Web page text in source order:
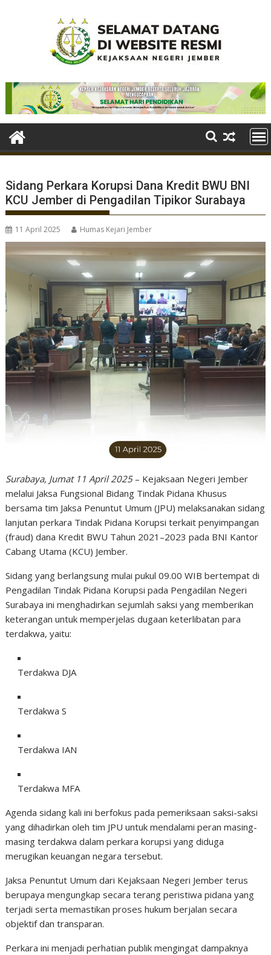
Sidang Perkara Korupsi Dana Kredit BWU BNI
KCU Jember di Pengadilan Tipikor Surabaya
11 April 2025 Humas Kejari Jember
Surabaya, Jumat 11 April 2025– Kejaksaan Negeri Jember
melalui Jaksa Fungsional Bidang Tindak Pidana Khusus
bersama tim Jaksa Penuntut Umum (JPU) melaksanakan sidang
lanjutan perkara Tindak Pidana Korupsi terkait penyimpangan
(fraud) dana Kredit BWU Tahun 2021–2023 pada BNI Kantor
Cabang Utama (KCU) Jember.
Sidang yang berlangsung mulai pukul 09.00 WIB bertempat di
Pengadilan Tindak Pidana Korupsi pada Pengadilan Negeri
Surabaya ini menghadirkan sejumlah saksi yang memberikan
keterangan untuk memperjelas dugaan keterlibatan para
terdakwa, yaitu:
Terdakwa DJA
Terdakwa S
Terdakwa IAN
Terdakwa MFA
Agenda sidang kali ini berfokus pada pemeriksaan saksi-saksi
yang dihadirkan oleh tim JPU untuk mendalami peran masing-
masing terdakwa dalam perkara korupsi yang diduga
merugikan keuangan negara tersebut.
Jaksa Penuntut Umum dari Kejaksaan Negeri Jember terus
berupaya mengungkap secara terang peristiwa pidana yang
terjadi serta memastikan proses hukum berjalan secara
objektif dan transparan.
Perkara ini menjadi perhatian publik mengingat dampaknya